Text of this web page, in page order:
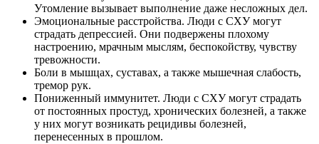
Утомление вызывает выполнение даже несложных дел.
Эмоциональные расстройства. Люди с СХУ могут
страдать депрессией. Они подвержены плохому
настроению, мрачным мыслям, беспокойству, чувству
тревожности.
Боли в мышцах, суставах, а также мышечная слабость,
тремор рук.
Пониженный иммунитет. Люди с СХУ могут страдать
от постоянных простуд, хронических болезней, а также
у них могут возникать рецидивы болезней,
перенесенных в прошлом.